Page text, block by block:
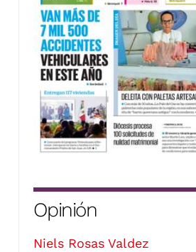
Opinión
Niels Rosas Valdez